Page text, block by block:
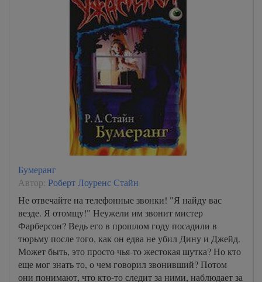
Бумеранг
Автор: Роберт Лоуренс Стайн
Не отвечайте на телефонные звонки! "Я найду вас
везде. Я отомщу!" Неужели им звонит мистер
Фарберсон? Ведь его в прошлом году посадили в
тюрьму после того, как он едва не убил Дину и Джейд.
Может быть, это просто чья-то жестокая шутка? Но кто
еще мог знать то, о чем говорил звонивший? Потом
они понимают, что кто-то следит за ними, наблюдает за